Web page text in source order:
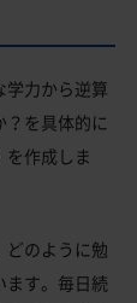
学力から逆算
？を具体的に
作成しま
どのように勉
ます。毎日続